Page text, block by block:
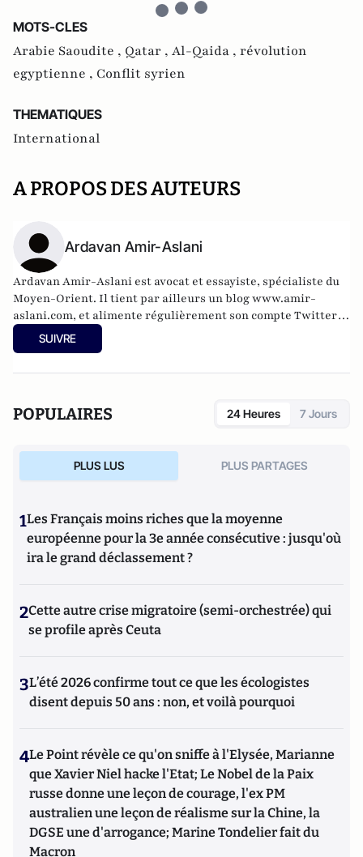
MOTS-CLES
Arabie Saoudite , Qatar , Al-Qaida , révolution
egyptienne , Conflit syrien
THEMATIQUES
International
A PROPOS DES AUTEURS
Ardavan Amir-Aslani
Ardavan Amir-Aslani est avocat et essayiste, spécialiste du
Moyen-Orient. Il tient par ailleurs un blogwww.amir-
aslani.com, et alimente régulièrement son compte Twitter:
@a_amir_aslani.
SUIVRE
POPULAIRES 24 Heures 7 Jours
PLUS LUS PLUS PARTAGES
1Les Français moins riches que la moyenne
européenne pour la 3e année consécutive : jusqu'où
ira le grand déclassement ?
2Cette autre crise migratoire (semi-orchestrée) qui
se profile après Ceuta
3L’été 2026 confirme tout ce que les écologistes
disent depuis 50 ans : non, et voilà pourquoi
4Le Point révèle ce qu'on sniffe à l'Elysée, Marianne
que Xavier Niel hacke l'Etat; Le Nobel de la Paix
russe donne une leçon de courage, l'ex PM
australien une leçon de réalisme sur la Chine, la
DGSE une d'arrogance; Marine Tondelier fait du
Macron